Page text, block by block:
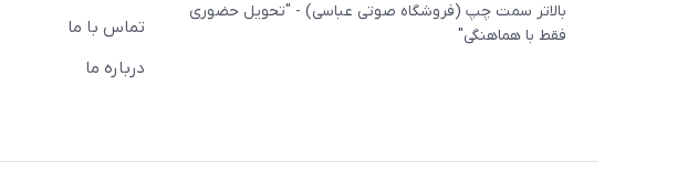
بالاتر سمت چپ (فروشگاه صوتی عباسی) - "تحویل حضوری
فقط با هماهنگی"
تماس با ما
درباره ما